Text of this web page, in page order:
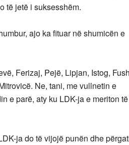
të jetë i suksesshëm.
ajo ka fituar në shumicën e
Ferizaj, Pejë, Lipjan, Istog,
Ne, tani, me vullnetin e
e parë, aty ku LDK-ja e meriton të
ja do të vijojë punën dhe